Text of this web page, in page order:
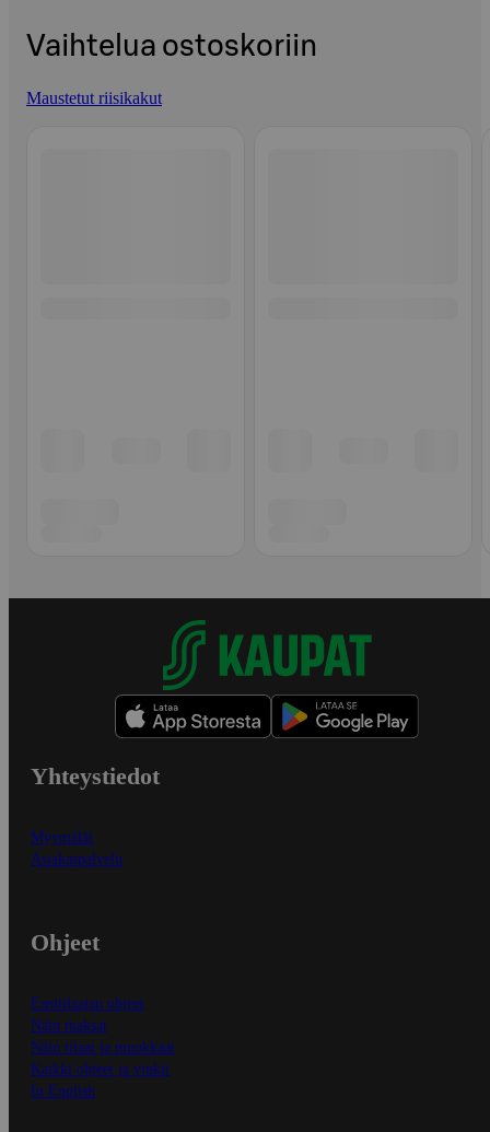
Vaihtelua ostoskoriin
Maustetut riisikakut
Yhteystiedot
Myymälät
Asiakaspalvelu
Ohjeet
Ensitilaajan ohjeet
Näin maksat
Näin tilaat ja muokkaat
Kaikki ohjeet ja vinkit
In English